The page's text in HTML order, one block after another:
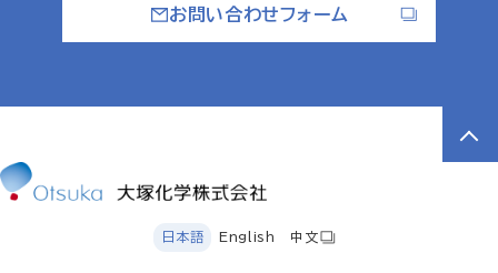
お問い合わせフォーム
日本語 English 中文